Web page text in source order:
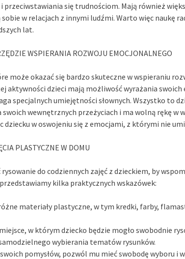
przeciwstawiania się trudnościom. Mają również
w relacjach z innymi ludźmi. Warto więc naukę
lat.
WSPIERANIA ROZWOJU EMOCJONALNEGO
może okazać się bardzo skuteczne w wspieraniu
aktywności dzieci mają możliwość wyrażania
specjalnych umiejętności słownych. Wszystko to
swoich wewnętrznych przeżyciach i ma wolną rękę w
dziecku w oswojeniu się z emocjami, z którymi nie
PLASTYCZNE W DOMU
do codziennych zajęć z dzieckiem, by
kilka praktycznych wskazówek:
materiały plastyczne, w tym kredki, farby,
w którym dziecko będzie mogło swobodnie
wybierania tematów rysunków.
pomysłów, pozwól mu mieć swobodę wyboru i